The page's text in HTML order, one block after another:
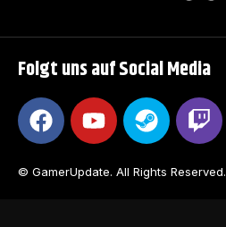
Folgt uns auf Social Media
© GamerUpdate. All Rights Reserved.